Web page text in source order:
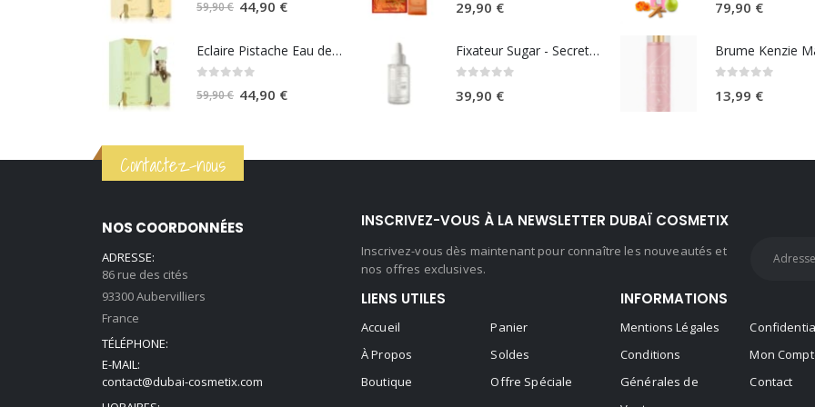
29,99 €.
15,00 €.
59,90€ Le
initial
était :
59,90 €.
44,90 €Le
actuel
44,90 €.
Eclaire Pistache Eau de parfum 100ml - Lattafa
59,90€ Le
était :
59,90 €.
44,90 €Le
est :
29,90 €
Fixateur Sugar - Secret Musc 30ml
39,90 €
79,90 €
13,99 €
Contactez-nous
NOS COORDONNÉES
ADRESSE:
86 rue des cités
93300 Aubervilliers
France
TÉLÉPHONE:
E-MAIL:
contact@dubai-cosmetix.com
INSCRIVEZ-VOUS À LA NEWSLETTER DUBAÏ COSMETIX
Inscrivez-vous dès maintenant pour connaître les nouveautés et
nos offres exclusives.
LIENS UTILES
Accueil
À Propos
Boutique
Panier
Soldes
Offre Spéciale
INFORMATIONS
Mentions Légales
Conditions
Générales de
Mon
Contact